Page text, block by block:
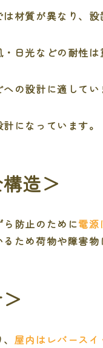
材質が異なり、設
日光などの耐性は
の設計に適して
になっています。
造＞
防止のために電源
ため荷物や障害
屋内はレバースイ